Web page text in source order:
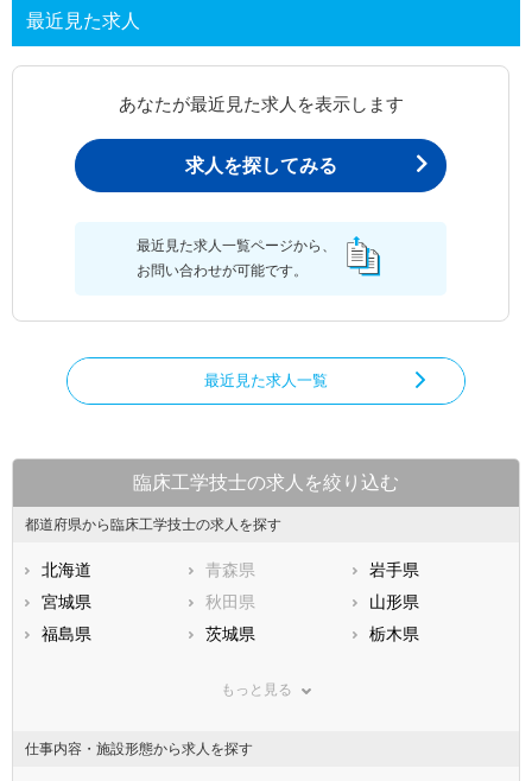
最近見た求人
あなたが最近見た求人を表示します
求人を探してみる
最近見た求人一覧ページから、
お問い合わせが可能です。
最近見た求人一覧
臨床工学技士の求人を絞り込む
都道府県から臨床工学技士の求人を探す
北海道 青森県
岩手県
宮城県
秋田県
山形県
福島県
茨城県
栃木県
神奈川県
石川県
福井県
もっと見る
仕事内容・施設形態から求人を探す